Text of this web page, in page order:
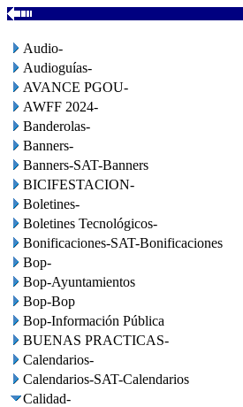
Audio-
Audioguías-
AVANCE PGOU-
AWFF 2024-
Banderolas-
Banners-
Banners-SAT-Banners
BICIFESTACION-
Boletines-
Boletines Tecnológicos-
Bonificaciones-SAT-Bonificaciones
Bop-
Bop-Ayuntamientos
Bop-Bop
Bop-Información Pública
BUENAS PRACTICAS-
Calendarios-
Calendarios-SAT-Calendarios
Calidad-